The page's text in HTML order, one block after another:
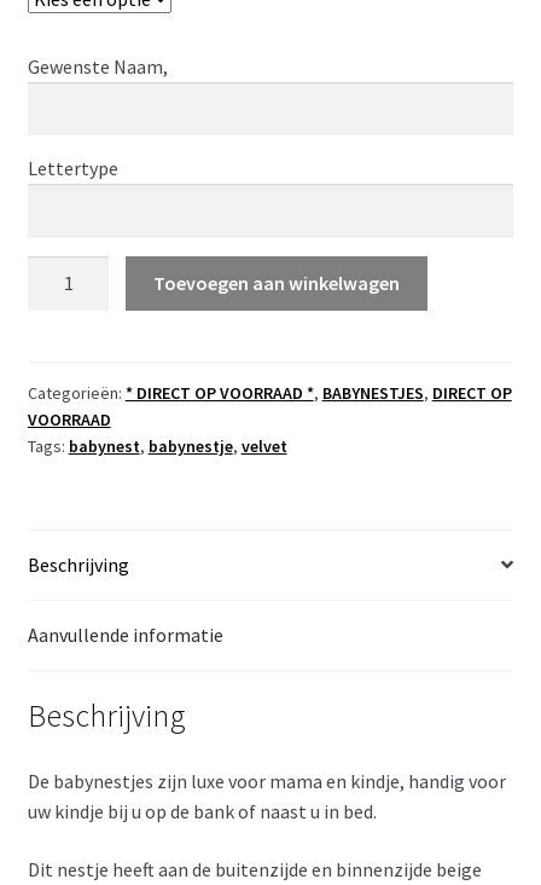
Gewenste Naam,
Lettertype
Holland
en
taupe
Toevoegen aan winkelwagen
Categorieën: * DIRECT OP VOORRAAD *, BABYNESTJES, DIRECT OP
VOORRAAD
Tags: babynest, babynestje, velvet
Beschrijving
Aanvullende informatie
Beschrijving
De babynestjes zijn luxe voor mama en kindje, handig voor
uw kindje bij u op de bank of naast u in bed.
Dit nestje heeft aan de buitenzijde en binnenzijde beige